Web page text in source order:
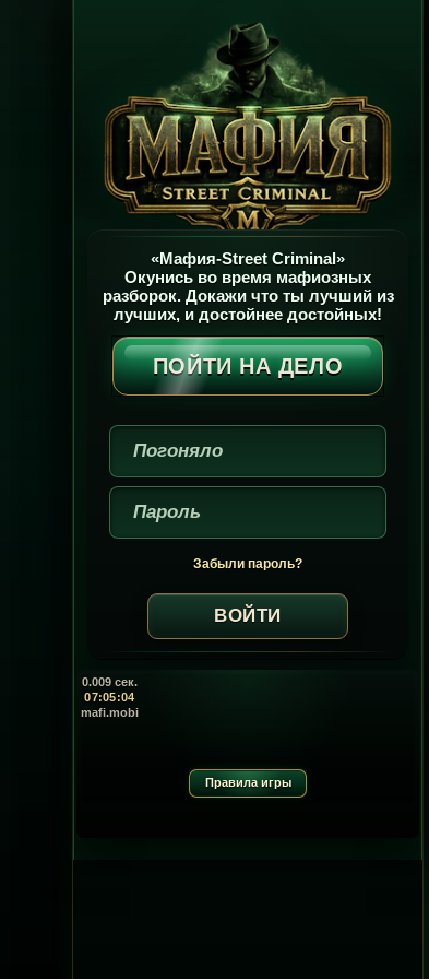
«Мафия-Street Criminal»
Окунись во время мафиозных
разборок. Докажи что ты лучший из
лучших, и достойнее достойных!
ПОЙТИ НА ДЕЛО
Забыли пароль?
0.009 сек.
07:05:04
mafi.mobi
Правила игры